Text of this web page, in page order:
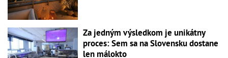
Za jedným výsledkom je unikátny
proces: Sem sa na Slovensku dostane
len málokto